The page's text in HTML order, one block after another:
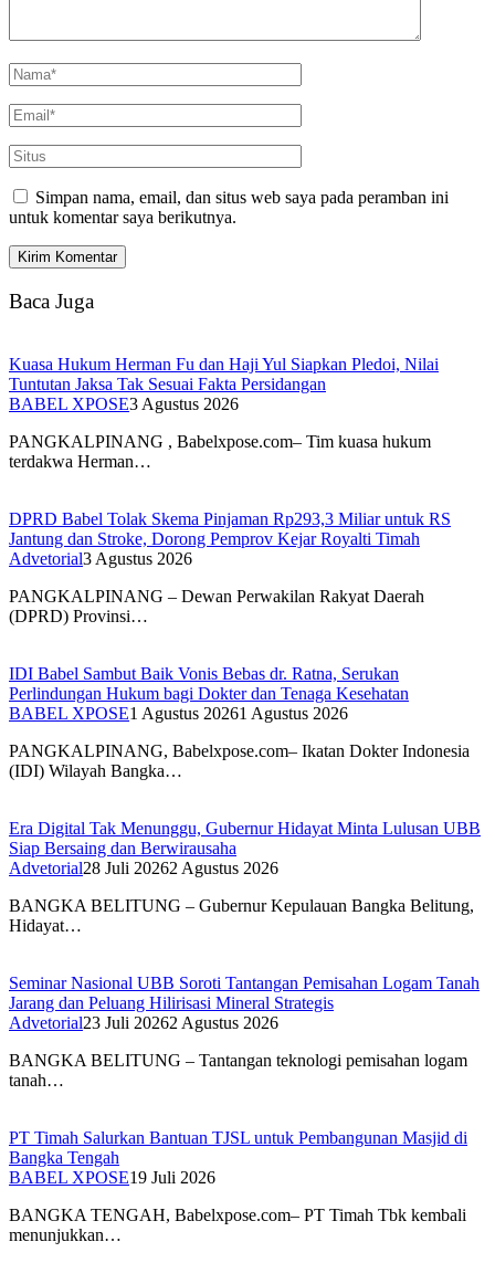
Simpan nama, email, dan situs web saya pada peramban ini
untuk komentar saya berikutnya.
Baca Juga
Kuasa Hukum Herman Fu dan Haji Yul Siapkan Pledoi, Nilai
Tuntutan Jaksa Tak Sesuai Fakta Persidangan
BABEL XPOSE3 Agustus 2026
PANGKALPINANG , Babelxpose.com– Tim kuasa hukum
terdakwa Herman…
DPRD Babel Tolak Skema Pinjaman Rp293,3 Miliar untuk RS
Jantung dan Stroke, Dorong Pemprov Kejar Royalti Timah
Advetorial3 Agustus 2026
PANGKALPINANG – Dewan Perwakilan Rakyat Daerah
(DPRD) Provinsi…
IDI Babel Sambut Baik Vonis Bebas dr. Ratna, Serukan
Perlindungan Hukum bagi Dokter dan Tenaga Kesehatan
BABEL XPOSE1 Agustus 20261 Agustus 2026
PANGKALPINANG, Babelxpose.com– Ikatan Dokter Indonesia
(IDI) Wilayah Bangka…
Era Digital Tak Menunggu, Gubernur Hidayat Minta Lulusan UBB
Siap Bersaing dan Berwirausaha
Advetorial28 Juli 20262 Agustus 2026
BANGKA BELITUNG – Gubernur Kepulauan Bangka Belitung,
Hidayat…
Seminar Nasional UBB Soroti Tantangan Pemisahan Logam Tanah
Jarang dan Peluang Hilirisasi Mineral Strategis
Advetorial23 Juli 20262 Agustus 2026
BANGKA BELITUNG – Tantangan teknologi pemisahan logam
tanah…
PT Timah Salurkan Bantuan TJSL untuk Pembangunan Masjid di
Bangka Tengah
BABEL XPOSE19 Juli 2026
BANGKA TENGAH, Babelxpose.com– PT Timah Tbk kembali
menunjukkan…